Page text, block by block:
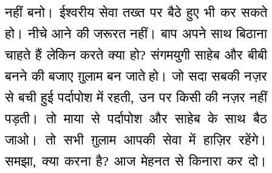
नहीं बनो। ईश्वरीय सेवा तख्त पर बैठे हुए भी कर सकते
हो। नीचे आने की जरूरत नहीं। बाप अपने साथ बिठाना
चाहते हैं लेकिन करते क्या हो? संगमयुगी साहेब और बीबी
बनने की बजाए ग़ुलाम बन जाते हो। जो सदा सबकी नज़र
से बची हुई पर्दापोश में रहती, उन पर किसी की नज़र नहीं
पड़ती। तो माया से पर्दापोश और साहेब के साथ बैठ
जाओ। तो सभी ग़ुलाम आपकी सेवा में हाज़िर रहेंगे।
समझा, क्या करना है? आज मेहनत से किनारा कर दो।